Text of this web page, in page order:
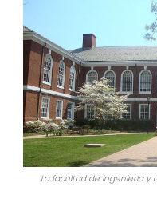
La facultad de ingeniería y